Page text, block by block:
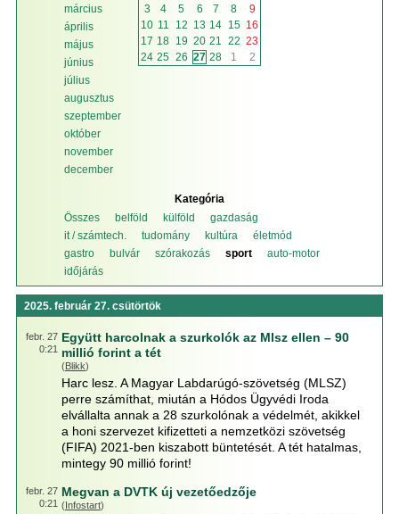
március
április
május
június
július
augusztus
szeptember
október
november
december
3
4 5 6 7 8
9
10 11 12 13 14 15 16
17 18 19 20 21 22 23
24 25 26 27 28 1 2
Kategória
Összes
belföld külföld
gazdaság
it / számtech.
tudomány kultúra
életmód
gastro
bulvár szórakozás sport
auto-motor
időjárás
2025. február 27. csütörtök
febr. 27
0:21
Együtt harcolnak a szurkolók az Mlsz ellen – 90
millió forint a tét
(Blikk)
Harc lesz. A Magyar Labdarúgó-szövetség (MLSZ)
perre számíthat, miután a Hódos Ügyvédi Iroda
elvállalta annak a 28 szurkolónak a védelmét, akikkel
a honi szervezet kifizetteti a nemzetközi szövetség
(FIFA) 2021-ben kiszabott büntetését. A tét hatalmas,
mintegy 90 millió forint!
febr. 27
0:21
Megvan a DVTK új vezetőedzője
(Infostart)